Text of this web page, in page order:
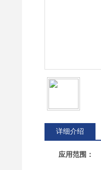
详细介绍
应用范围：